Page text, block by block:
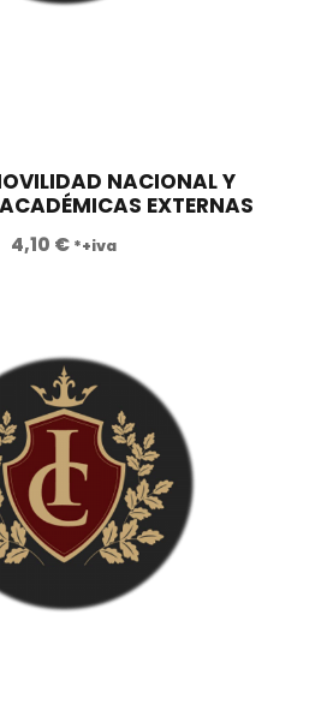
a
:
1
6
0
,
0
€
.
5
.
NACIONAL Y
EXTERNAS
4,10 € *+iva